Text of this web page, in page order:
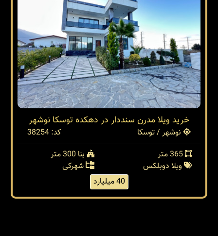
خرید ویلا مدرن سنددار در دهکده توسکا نوشهر
نوشهر / توسکا
کد: 38254
بنا 300 متر
ویلا دوبلکس
شهرکی
40 میلیارد